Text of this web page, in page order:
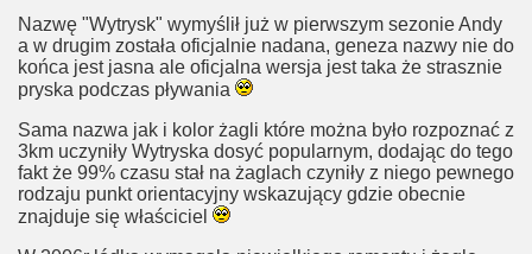
Nazwę "Wytrysk" wymyślił już w pierwszym sezonie Andy
a w drugim została oficjalnie nadana, geneza nazwy nie do
końca jest jasna ale oficjalna wersja jest taka że strasznie
pryska podczas pływania
Sama nazwa jak i kolor żagli które można było rozpoznać z
3km uczyniły Wytryska dosyć popularnym, dodając do tego
fakt że 99% czasu stał na żaglach czyniły z niego pewnego
rodzaju punkt orientacyjny wskazujący gdzie obecnie
znajduje się właściciel